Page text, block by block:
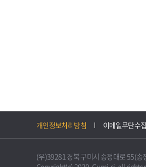
개인정보처리방침 이메일무단수
(우)39281 경북 구미시 송정대로 55(